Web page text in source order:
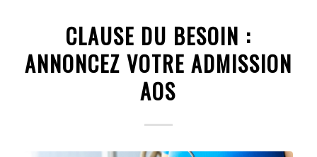
CLAUSE DU BESOIN :
ANNONCEZ VOTRE ADMISSION
AOS